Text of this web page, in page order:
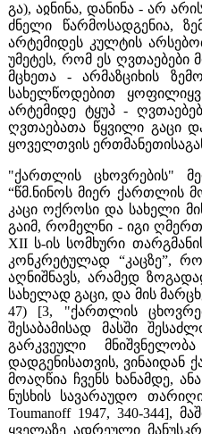
გა), აჲნინა, დანინა - არ
ძნელი წარმოსადგენია,
არტემიდეს კულტის
უმეტეს, რომ ეს
მცხეთა - არმაზციხის
სახელწოდებით
არტემიდე ტყუპ -
ღვთაებათა წყვილი გაცი
ყოველთვის
"ქართლის ცხოვრების"
“წმ.ნინოს მიერ ქართლის
კაცი ოქროსი და სახელი
გაიმ, რომელნი - იგი
XII ს-ის სომხური
კონკრეტულად “კაცზე”,
აღნიშნავს, არამედ
სახელად გაცი, და მის
47) [3, "ქართლის
შესაბამისად მასში
გარკვეული
დადგენისათვის,
მოაღწია ჩვენს ხანამდე,
ნუსხის სავარაუდო
Toumanoff 1947, 340-344],
ყველაზე ადრეული